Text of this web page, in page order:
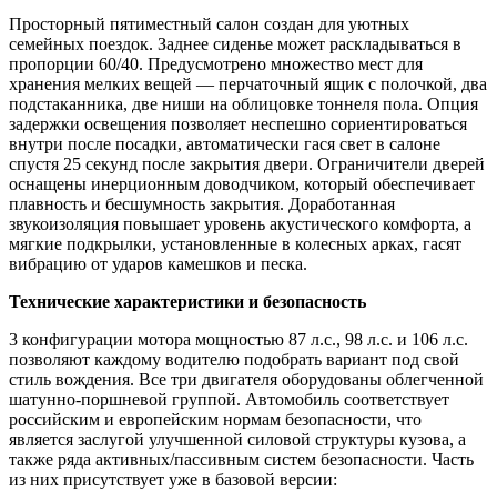
Просторный пятиместный салон создан для уютных
семейных поездок. Заднее сиденье может раскладываться в
пропорции 60/40. Предусмотрено множество мест для
хранения мелких вещей — перчаточный ящик с полочкой, два
подстаканника, две ниши на облицовке тоннеля пола. Опция
задержки освещения позволяет неспешно сориентироваться
внутри после посадки, автоматически гася свет в салоне
спустя 25 секунд после закрытия двери. Ограничители дверей
оснащены инерционным доводчиком, который обеспечивает
плавность и бесшумность закрытия. Доработанная
звукоизоляция повышает уровень акустического комфорта, а
мягкие подкрылки, установленные в колесных арках, гасят
вибрацию от ударов камешков и песка.
Технические характеристики и безопасность
3 конфигурации мотора мощностью 87 л.с., 98 л.с. и 106 л.с.
позволяют каждому водителю подобрать вариант под свой
стиль вождения. Все три двигателя оборудованы облегченной
шатунно-поршневой группой. Автомобиль соответствует
российским и европейским нормам безопасности, что
является заслугой улучшенной силовой структуры кузова, а
также ряда активных/пассивным систем безопасности. Часть
из них присутствует уже в базовой версии: